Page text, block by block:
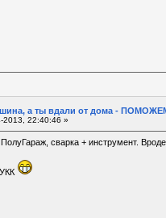
а ты вдали от дома -
2013, 22:40:46 »
сварка + инструмент.